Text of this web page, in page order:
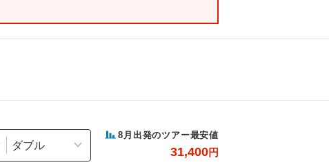
8 月出発のツアー最安値
31,400円